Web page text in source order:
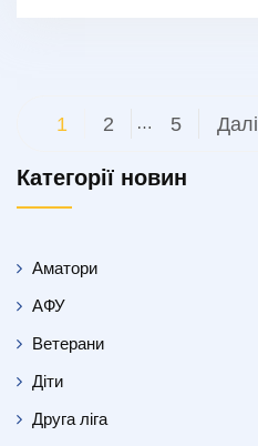
Пагінація
1 2 … 5 Далі
Категорії новин
Аматори
АФУ
Ветерани
Діти
Друга ліга